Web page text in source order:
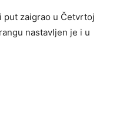
put zaigrao u Četvrtoj
nastavljen je i u